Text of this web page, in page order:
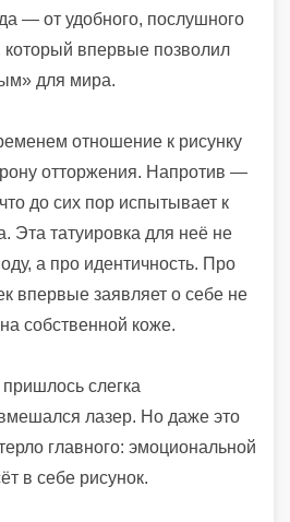
— от удобного, послушного
который впервые позволил
для мира.
отношение к рисунку
отторжения. Напротив —
до сих пор испытывает к
Эта татуировка для неё не
а про идентичность. Про
впервые заявляет о себе не
собственной коже.
слегка
лазер. Но даже это
главного: эмоциональной
в себе рисунок.